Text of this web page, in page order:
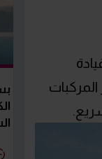
مدى قيادة
المركبات